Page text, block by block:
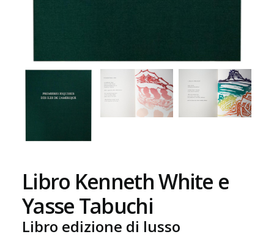
Libro Kenneth White e
Yasse Tabuchi
Libro edizione di lusso